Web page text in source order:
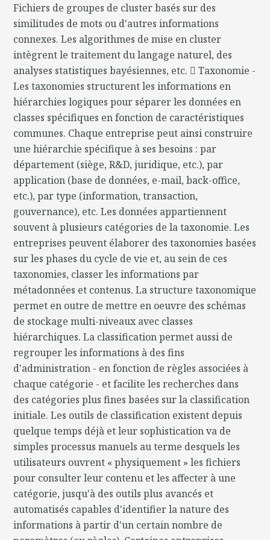
Fichiers de groupes de cluster basés sur des
similitudes de mots ou d'autres informations
connexes. Les algorithmes de mise en cluster
intègrent le traitement du langage naturel, des
analyses statistiques bayésiennes, etc.  Taxonomie -
Les taxonomies structurent les informations en
hiérarchies logiques pour séparer les données en
classes spécifiques en fonction de caractéristiques
communes. Chaque entreprise peut ainsi construire
une hiérarchie spécifique à ses besoins : par
département (siège, R&D, juridique, etc.), par
application (base de données, e-mail, back-office,
etc.), par type (information, transaction,
gouvernance), etc. Les données appartiennent
souvent à plusieurs catégories de la taxonomie. Les
entreprises peuvent élaborer des taxonomies basées
sur les phases du cycle de vie et, au sein de ces
taxonomies, classer les informations par
métadonnées et contenus. La structure taxonomique
permet en outre de mettre en oeuvre des schémas
de stockage multi-niveaux avec classes
hiérarchiques. La classification permet aussi de
regrouper les informations à des fins
d'administration - en fonction de règles associées à
chaque catégorie - et facilite les recherches dans
des catégories plus fines basées sur la classification
initiale. Les outils de classification existent depuis
quelque temps déjà et leur sophistication va de
simples processus manuels au terme desquels les
utilisateurs ouvrent « physiquement » les fichiers
pour consulter leur contenu et les affecter à une
catégorie, jusqu'à des outils plus avancés et
automatisés capables d'identifier la nature des
informations à partir d'un certain nombre de